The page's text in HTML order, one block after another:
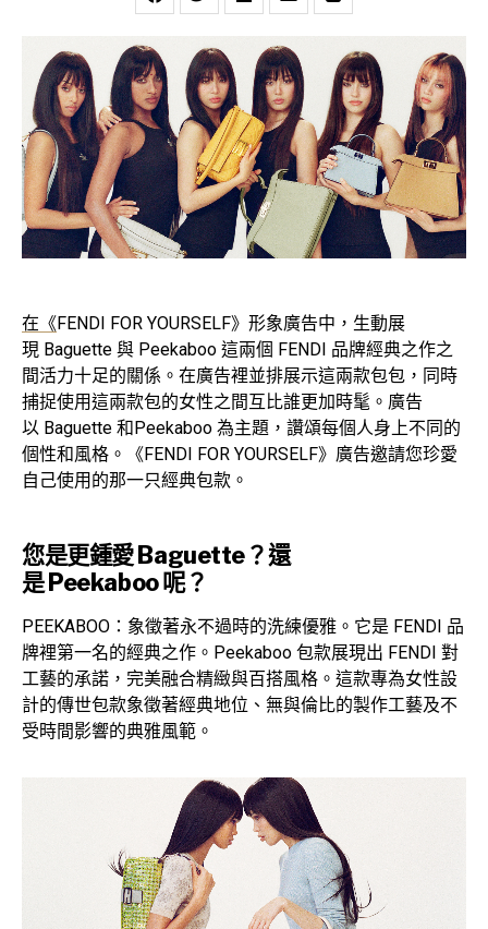
在《FENDI FOR YOURSELF》形象廣告中，生動展
現 Baguette 與 Peekaboo 這兩個 FENDI 品牌經典之作之
間活力十足的關係。在廣告裡並排展示這兩款包包，同時
捕捉使用這兩款包的女性之間互比誰更加時髦。廣告
以 Baguette 和Peekaboo 為主題，讚頌每個人身上不同的
個性和風格。《FENDI FOR YOURSELF》廣告邀請您珍愛
自己使用的那一只經典包款。
您是更鍾愛 Baguette？還
是 Peekaboo 呢？
PEEKABOO：象徵著永不過時的洗練優雅。它是 FENDI 品
牌裡第一名的經典之作。Peekaboo 包款展現出 FENDI 對
工藝的承諾，完美融合精緻與百搭風格。這款專為女性設
計的傳世包款象徵著經典地位、無與倫比的製作工藝及不
受時間影響的典雅風範。